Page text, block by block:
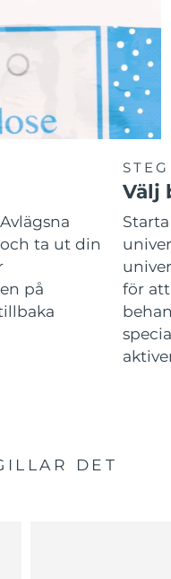
ta ut din
på
Välj
för
DET